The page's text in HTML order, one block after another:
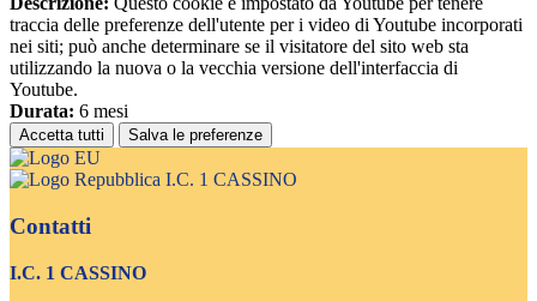
traccia delle preferenze dell'utente per i video di Youtube incorporati
nei siti; può anche determinare se il visitatore del sito web sta
utilizzando la nuova o la vecchia versione dell'interfaccia di
Youtube.
Durata: 6 mesi
Accetta tutti Salva le preferenze
I.C. 1 CASSINO
Contatti
I.C. 1 CASSINO